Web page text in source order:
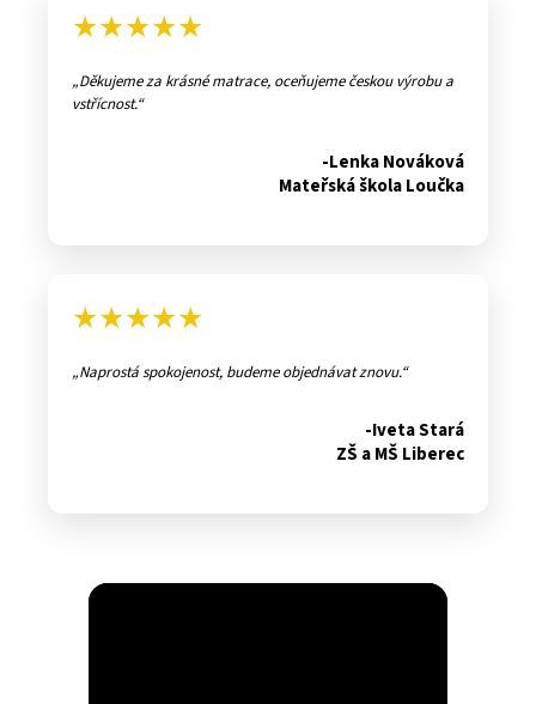
★★★★★
Děkujeme za krásné matrace, oceňujeme českou výrobu a
vstřícnost.
-Lenka Nováková
Mateřská škola Loučka
★★★★★
Naprostá spokojenost, budeme objednávat znovu.
-Iveta Stará
ZŠ a MŠ Liberec